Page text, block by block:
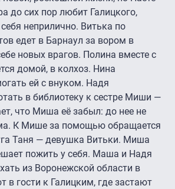
до сих пор любит Галицкого,
неприлично. Витька по
едет в Барнаул за вором в
новых врагов. Полина вместе с
домой, в колхоз. Нина
ей с внуком. Надя
в библиотеку к сестре Миши —
что Миша её забыл: до нее не
К Мише за помощью обращается
Таня — девушка Витьки. Миша
пожить у себя. Маша и Надя
из Воронежской области в
в гости к Галицким, где застают